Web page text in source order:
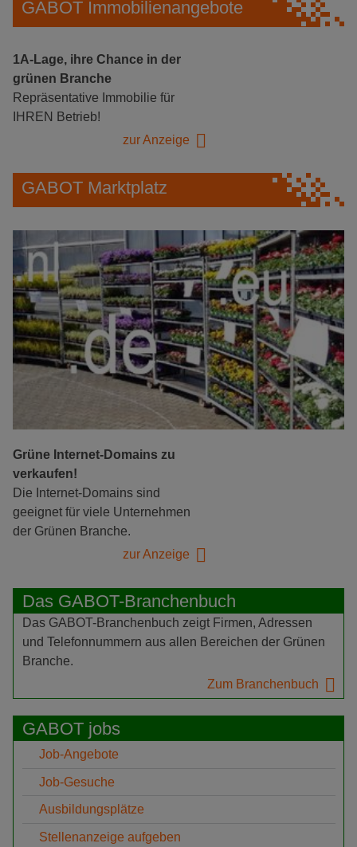
GABOT Immobilienangebote
1A-Lage, ihre Chance in der
grünen Branche
Repräsentative Immobilie für
IHREN Betrieb!
zur Anzeige
GABOT Marktplatz
Grüne Internet-Domains zu
verkaufen!
Die Internet-Domains sind
geeignet für viele Unternehmen
der Grünen Branche.
zur Anzeige
Das GABOT-Branchenbuch
Das GABOT-Branchenbuch zeigt Firmen, Adressen
und Telefonnummern aus allen Bereichen der Grünen
Branche.
Zum Branchenbuch
GABOT jobs
Job-Angebote
Job-Gesuche
Ausbildungsplätze
Stellenanzeige aufgeben